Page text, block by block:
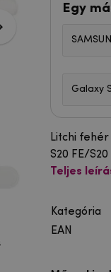
Egy
Galaxy
Litchi fehér
S20 FE/
Teljes
Kategória
EAN